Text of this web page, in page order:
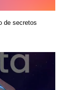
de secretos